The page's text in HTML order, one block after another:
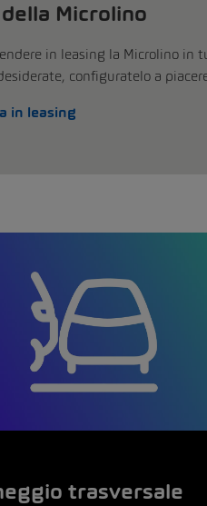
Microlino
in leasing la Microlino in
configuratelo a
in leasing
trasversale